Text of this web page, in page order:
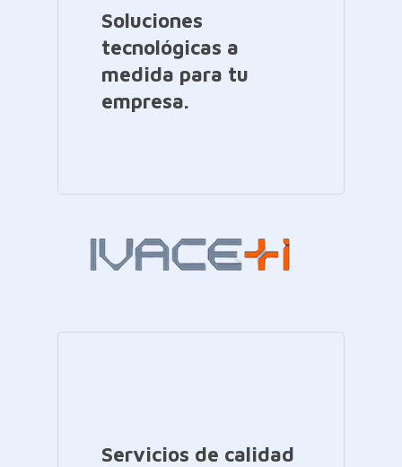
Soluciones
tecnológicas a
medida para tu
empresa.
Servicios de calidad